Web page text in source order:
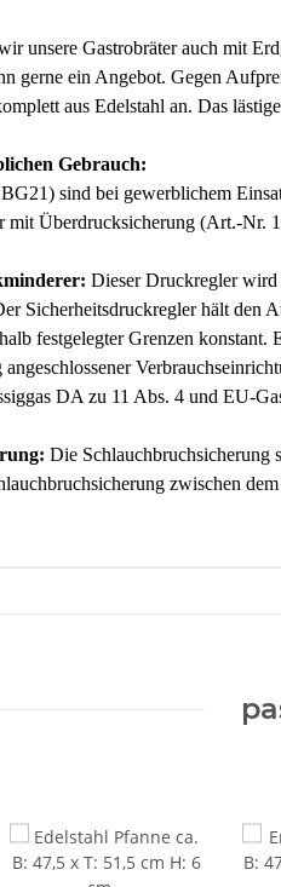
unsere Gastrobräter auch mit
gerne ein Angebot. Gegen
aus Edelstahl an. Das
Gebrauch:
sind bei gewerblichem
mit Überdrucksicherung (Art.-Nr.
Dieser Druckregler wird
Sicherheitsdruckregler hält den
festgelegter Grenzen
DA zu 11 Abs. 4 und EU-
Die Schlauchbruchsicherung
zwischen